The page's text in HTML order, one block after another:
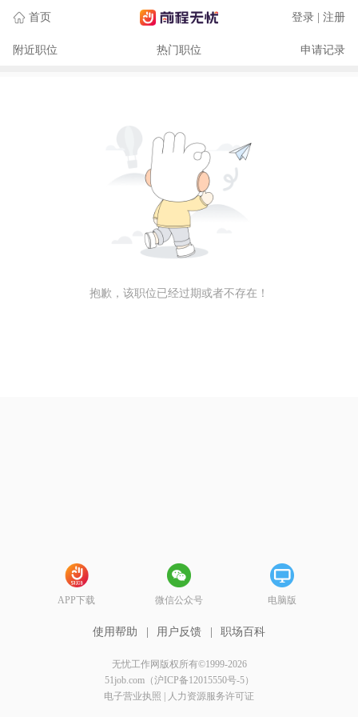
首页 登录 | 注册
附近职位 热门职位 申请记录
抱歉，该职位已经过期或者不存在！
APP下载 微信公众号 电脑版
使用帮助 用户反馈 职场百科
无忧工作网版权所有©1999-2026
51job.com（沪ICP备12015550号-5）
电子营业执照
人力资源服务许可证